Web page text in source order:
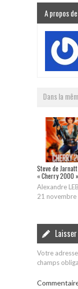
A propos
Dans la
Steve de
« Cherry 2000 »
Alexandre
21
Votre
champs